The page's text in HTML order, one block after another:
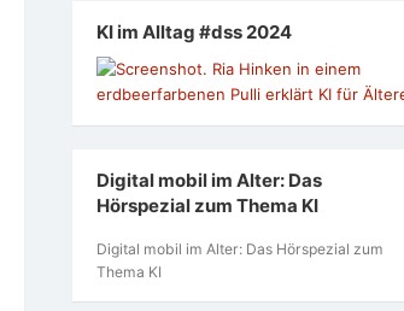
KI im Alltag #dss 2024
Digital mobil im Alter: Das
Hörspezial zum Thema KI
Digital mobil im Alter: Das Hörspezial zum
Thema KI